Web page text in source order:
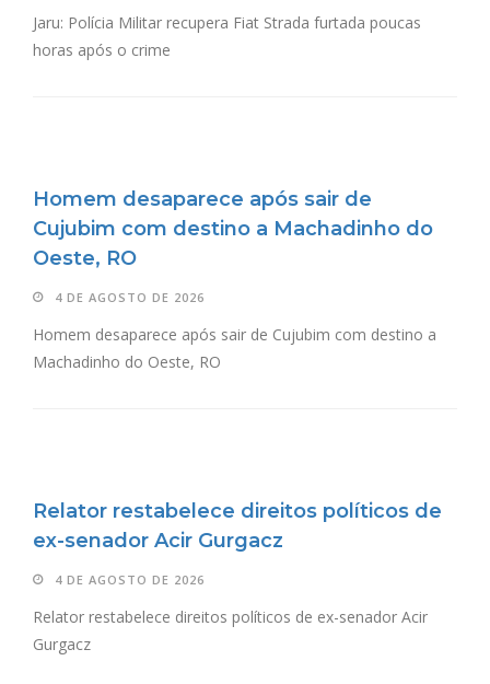
Jaru: Polícia Militar recupera Fiat Strada furtada poucas
horas após o crime
Homem desaparece após sair de
Cujubim com destino a Machadinho do
Oeste, RO
4 DE AGOSTO DE 2026
Homem desaparece após sair de Cujubim com destino a
Machadinho do Oeste, RO
Relator restabelece direitos políticos de
ex-senador Acir Gurgacz
4 DE AGOSTO DE 2026
Relator restabelece direitos políticos de ex-senador Acir
Gurgacz